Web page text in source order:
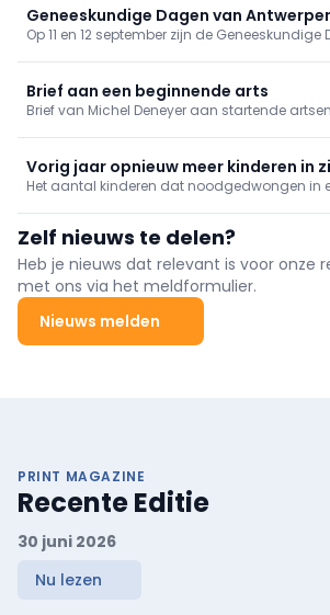
maatregelen neemt om jonge gebruikers te
Geneeskundige Dagen van
gevarieerd programma
Op 11 en 12 september zijn de Geneeskundige
nood- en rampgeneeskunde.
Brief aan een beginnende arts
Brief van Michel Deneyer aan startende artsen
Vorig jaar opnieuw meer kinderen in
gebrek aan jeugdhulp
Het aantal kinderen dat noodgedwongen in
Zelf nieuws te delen?
Heb je nieuws dat relevant is voor onze
met ons via het meldformulier.
Nieuws melden
PRINT MAGAZINE
Recente Editie
30 juni 2026
Nu lezen